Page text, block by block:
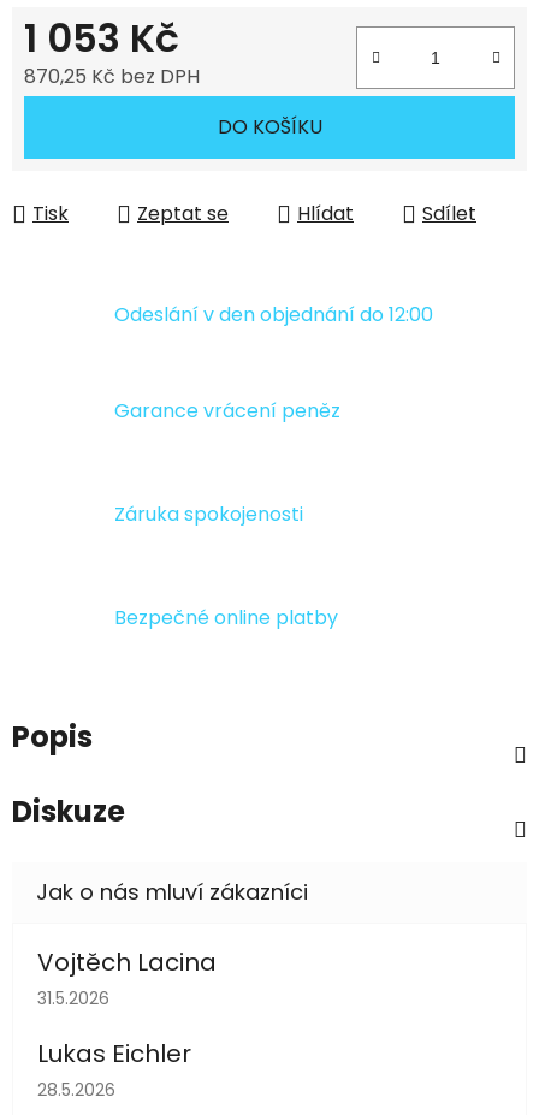
1 053 Kč
870,25 Kč bez DPH
DO KOŠÍKU
Tisk Zeptat se Hlídat Sdílet
Odeslání v den objednání do 12:00
Garance vrácení peněz
Záruka spokojenosti
Bezpečné online platby
Popis
Diskuze
Vojtěch Lacina
Hodnocení obchodu je 5 z 5 hvězdiček.
31.5.2026
Lukas Eichler
Hodnocení obchodu je 5 z 5 hvězdiček.
28.5.2026